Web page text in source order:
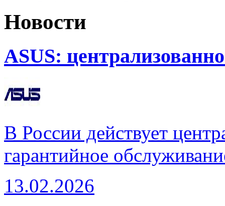
Новости
ASUS:
В России действует
гарантийное
13.02.2026